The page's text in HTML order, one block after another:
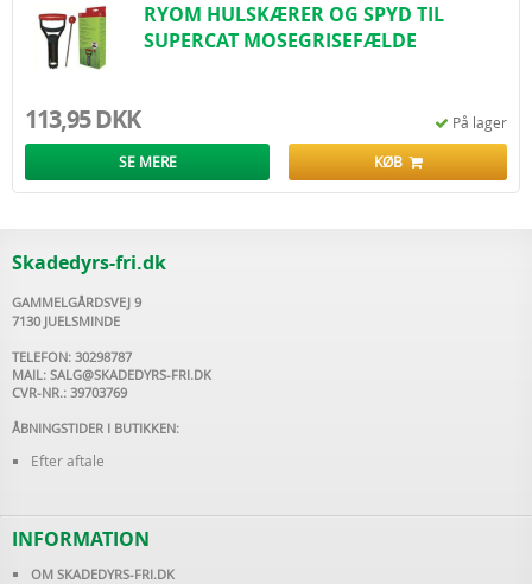
RYOM HULSKÆRER OG SPYD TIL
SUPERCAT MOSEGRISEFÆLDE
113,95 DKK På lager
SE MERE KØB
Skadedyrs-fri.dk
GAMMELGÅRDSVEJ 9
7130 JUELSMINDE
TELEFON: 30298787
MAIL: SALG@SKADEDYRS-FRI.DK
CVR-NR.: 39703769
ÅBNINGSTIDER I BUTIKKEN:
Efter aftale
INFORMATION
OM SKADEDYRS-FRI.DK